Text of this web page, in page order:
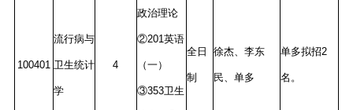
100401
流行病与
卫生统计
学
4
政治理论
②201英语
（一）
③353卫生
全日
制
徐杰、李东
民、单多
单多拟招2
名。